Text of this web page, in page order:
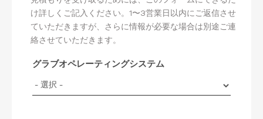
け詳しくご記入ください。1〜3営業日以内にご返信させ
ていただきますが、さらに情報が必要な場合は別途ご連
絡させていただきます。
グラブオペレーティングシステム